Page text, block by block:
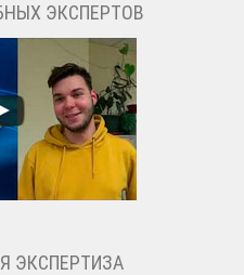
ЭКСПЕРТОВ
ЭКСПЕРТИЗА